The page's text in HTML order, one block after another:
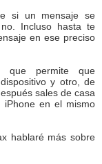
si un mensaje se
Incluso hasta te
en ese preciso
que permite que
y otro, de
sales de casa
en el mismo
hablaré más sobre